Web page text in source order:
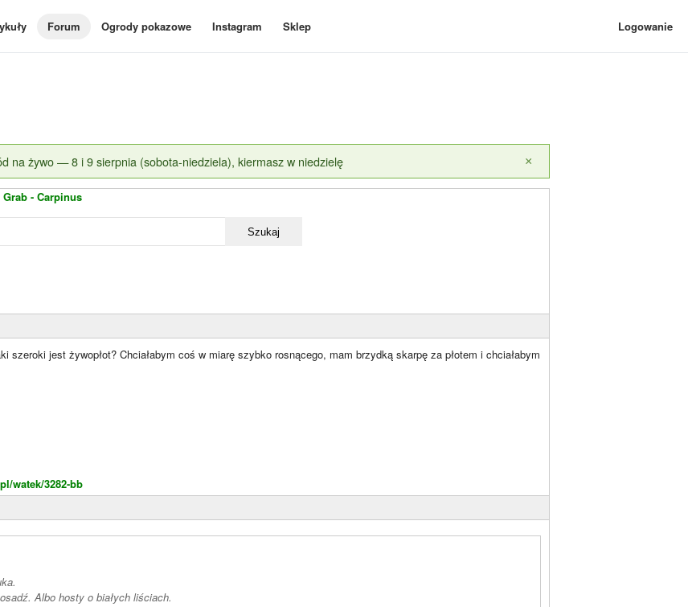
Forum Ogrody pokazowe Instagram Sklep Logowanie
na żywo — 8 i 9 sierpnia (sobota-niedziela), kiermasz w niedzielę ×
Grab - Carpinus
Szukaj
szeroki jest żywopłot? Chciałabym coś w miarę szybko rosnącego, mam brzydką skarpę za płotem i chciałabym
watek/3282-bb
Albo hosty o białych liściach.